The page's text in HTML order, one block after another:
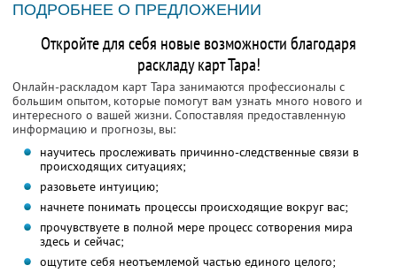
ПОДРОБНЕЕ О ПРЕДЛОЖЕНИИ
Откройте для себя новые возможности благодаря
раскладу карт Тара!
Онлайн-раскладом карт Тара занимаются профессионалы с
большим опытом, которые помогут вам узнать много нового и
интересного о вашей жизни. Сопоставляя предоставленную
информацию и прогнозы, вы:
научитесь прослеживать причинно-следственные связи в
происходящих ситуациях;
разовьете интуицию;
начнете понимать процессы происходящие вокруг вас;
прочувствуете в полной мере процесс сотворения мира
здесь и сейчас;
ощутите себя неотъемлемой частью единого целого;